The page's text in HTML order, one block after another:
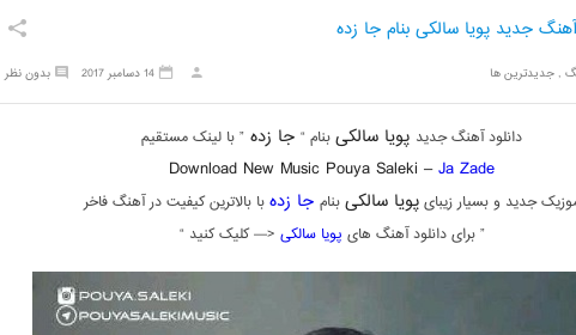
آهنگ جدید پویا سالکی بنام جا زده
,جدیدترین ها بدون نظر 14 دسامبر 2017
دانلود آهنگ جدید پویا سالکیبنام “ جا زده ” با لینک مستقیم
Download New Music Pouya Saleki –Ja Zade
جدید و بسیار زیبایپویا سالکیبنام جا زدهبا بالاترین کیفیت در آهنگ فاخر
” برای دانلود آهنگ های پویا سالکی <— کلیک کنید “